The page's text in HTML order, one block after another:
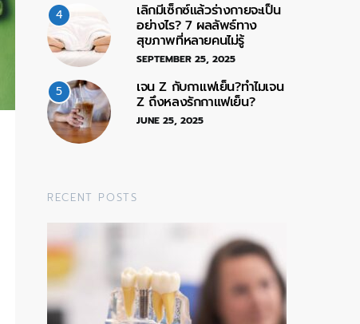
4 เลิกมีเซ็กซ์แล้วร่างกายจะเป็น
อย่างไร? 7 ผลลัพธ์ทาง
สุขภาพที่หลายคนไม่รู้
SEPTEMBER 25, 2025
5 เจน Z กับกาแฟเย็น?ทำไมเจน
Z ถึงหลงรักกาแฟเย็น?
JUNE 25, 2025
RECENT POSTS